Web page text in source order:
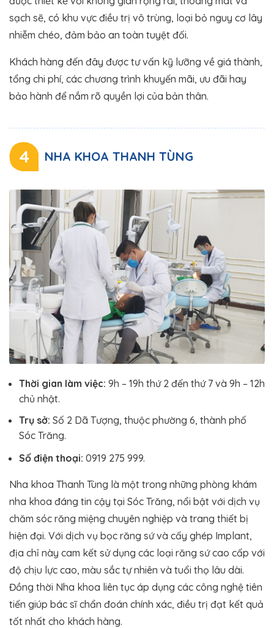
sạch sẽ, có khu vực điều trị vô trùng, loại bỏ nguy cơ lây
nhiễm chéo, đảm bảo an toàn tuyệt đối.
Khách hàng đến đây được tư vấn kỹ lưỡng về giá thành,
tổng chi phí, các chương trình khuyến mãi, ưu đãi hay
bảo hành để nắm rõ quyền lợi của bản thân.
4 NHA KHOA THANH TÙNG
Thời gian làm việc: 9h – 19h thứ 2 đến thứ 7 và 9h – 12h
chủ nhật.
Trụ sở: Số 2 Dã Tượng, thuộc phường 6, thành phố
Sóc Trăng.
Số điện thoại: 0919 275 999.
Nha khoa Thanh Tùng là một trong những phòng khám
nha khoa đáng tin cậy tại Sóc Trăng, nổi bật với dịch vụ
chăm sóc răng miệng chuyên nghiệp và trang thiết bị
hiện đại. Với dịch vụ bọc răng sứ và cấy ghép Implant,
địa chỉ này cam kết sử dụng các loại răng sứ cao cấp với
độ chịu lực cao, màu sắc tự nhiên và tuổi thọ lâu dài.
Đồng thời Nha khoa liên tục áp dụng các công nghệ tiên
tiến giúp bác sĩ chẩn đoán chính xác, điều trị đạt kết quả
tốt nhất cho khách hàng.